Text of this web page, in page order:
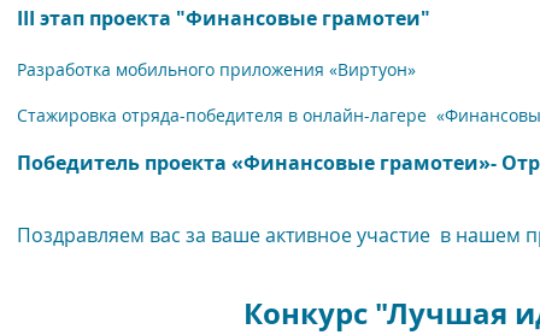
III этап проекта "Финансовые грамотеи"
Разработка мобильного приложения «Виртуон»
Стажировка отряда-победителя в онлайн-лагере
Победитель проекта «Финансовые грамотеи»-
Поздравляем вас за ваше активное участие в нашем
Конкурс "Лучшая